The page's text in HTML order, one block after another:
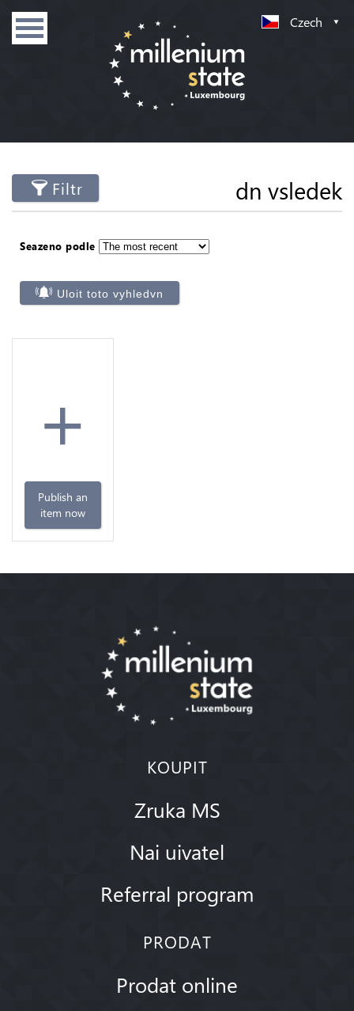
Czech
Filtr dn vsledek
Seazeno podle
Uloit toto vyhledvn
+
Publish an
item now
KOUPIT
Zruka MS
Nai uivatel
Referral program
PRODAT
Prodat online